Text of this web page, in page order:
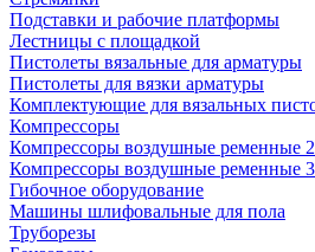
Подставки и рабочие платформы
Лестницы с площадкой
Пистолеты вязальные для арматуры
Пистолеты для вязки арматуры
Комплектующие для вязальных
Компрессоры
Компрессоры воздушные ременные
Компрессоры воздушные ременные
Гибочное оборудование
Машины шлифовальные для пола
Труборезы